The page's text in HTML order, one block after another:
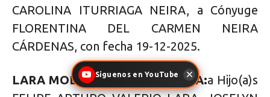
CAROLINA ITURRIAGA NEIRA, a Cónyuge
FLORENTINA DEL CARMEN NEIRA
CÁRDENAS, con fecha 19-12-2025.
LARA MOLINA, SANDRA ORITIA:a Hijo(a)s
Síguenos en YouTube